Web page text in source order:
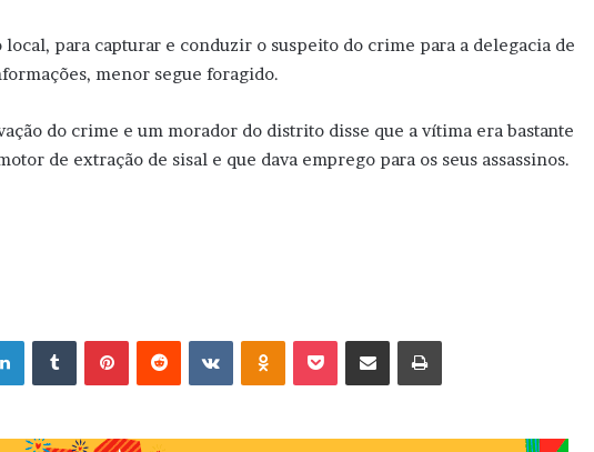
para capturar e conduzir o suspeito do crime para a delegacia de
menor segue foragido.
do crime e um morador do distrito disse que a vítima era bastante
de extração de sisal e que dava emprego para os seus assassinos.
Linkedin VK OK